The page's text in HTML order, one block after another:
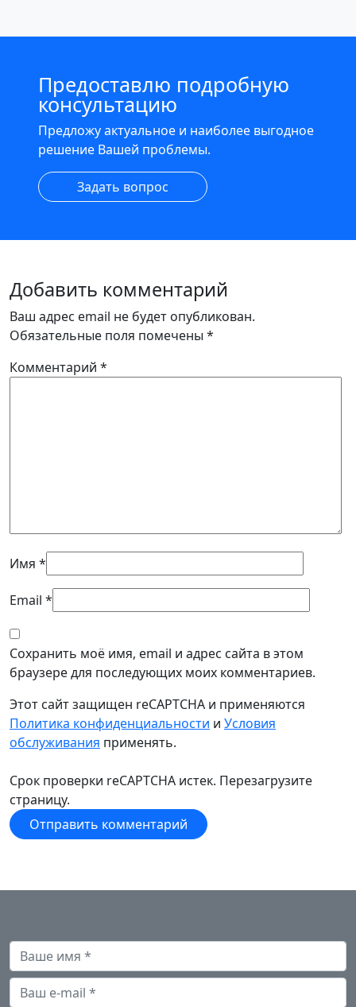
Предоставлю подробную
консультацию
Предложу актуальное и наиболее выгодное
решение Вашей проблемы.
Задать вопрос
Добавить комментарий
Ваш адрес email не будет опубликован.
Обязательные поля помечены *
Комментарий *
Имя *
Email *
Сохранить моё имя, email и адрес сайта в этом
браузере для последующих моих комментариев.
Этот сайт защищен reCAPTCHA и применяются
Политика конфиденциальности и Условия
обслуживания применять.
Срок проверки reCAPTCHA истек. Перезагрузите
страницу.